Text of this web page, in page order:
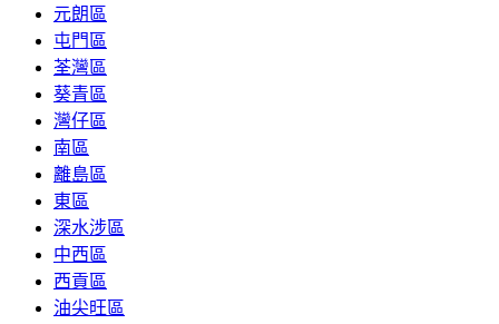
元朗區
屯門區
荃灣區
葵青區
灣仔區
南區
離島區
東區
深水涉區
中西區
西貢區
油尖旺區